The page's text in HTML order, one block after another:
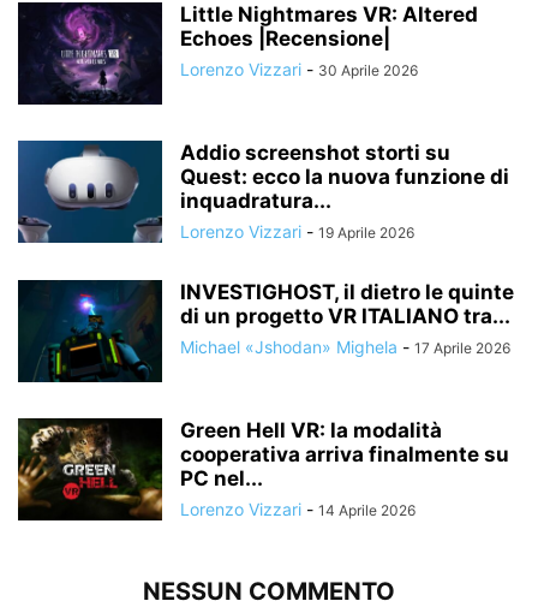
Little Nightmares VR: Altered
Echoes |Recensione|
Lorenzo Vizzari - 30 Aprile 2026
Addio screenshot storti su
Quest: ecco la nuova funzione di
inquadratura...
Lorenzo Vizzari - 19 Aprile 2026
INVESTIGHOST, il dietro le quinte
di un progetto VR ITALIANO tra...
Michael «Jshodan» Mighela - 17 Aprile 2026
Green Hell VR: la modalità
cooperativa arriva finalmente su
PC nel...
Lorenzo Vizzari - 14 Aprile 2026
NESSUN COMMENTO